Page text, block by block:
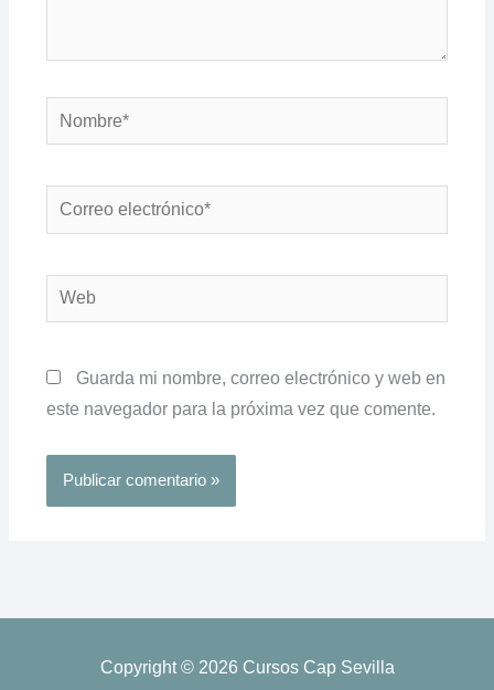
Nombre*
Correo
electrónico*
Web
Guarda mi nombre, correo electrónico y web en
este navegador para la próxima vez que comente.
Copyright © 2026 Cursos Cap Sevilla